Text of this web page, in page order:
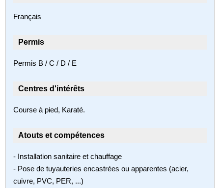
Français
Permis
Permis B / C / D / E
Centres d'intérêts
Course à pied, Karaté.
Atouts et compétences
- Installation sanitaire et chauffage
- Pose de tuyauteries encastrées ou apparentes (acier,
cuivre, PVC, PER, ...)